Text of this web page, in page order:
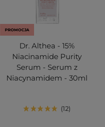
PROMOCJA
Dr. Althea - 15%
Niacinamide Purity
Serum - Serum z
Niacynamidem - 30ml
12